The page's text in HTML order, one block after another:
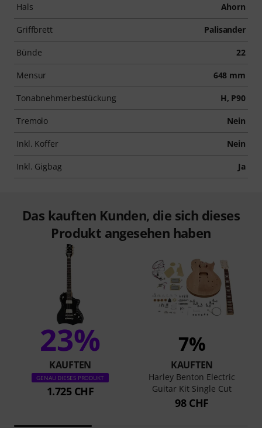
Hals Ahorn
Griffbrett Palisander
Bünde 22
Mensur 648 mm
Tonabnehmerbestückung H, P90
Tremolo Nein
Inkl. Koffer Nein
Inkl. Gigbag Ja
Das kauften Kunden, die sich dieses
Produkt angesehen haben
23%
KAUFTEN
GENAU DIESES PRODUKT
1.725 CHF
7%
KAUFTEN
Harley Benton Electric
Guitar Kit Single Cut
98 CHF